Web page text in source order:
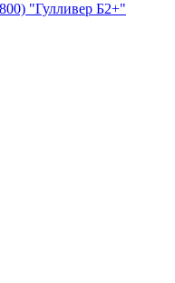
"Гулливер Б2+"